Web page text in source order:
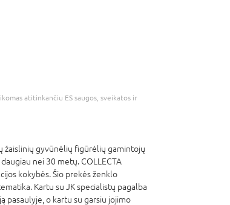
atitinkančiu ES saugos, sveikatos ir
žaislinių gyvūnėlių figūrėlių gamintojų
nei 30 metų. COLLECTA
kokybės. Šio prekės ženklo
Kartu su JK specialistų pagalba
pasaulyje, o kartu su garsiu jojimo